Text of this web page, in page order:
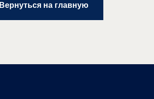
Вернуться на главную